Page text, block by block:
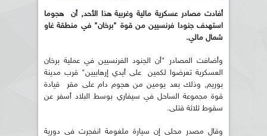
أفادت مصادر عسكرية مالية وغربية هذا الأحد, أن هجوما
استهدف جنودا فرنسيين من قوة "برخان" في منطقة غاو
شمال مالي.
وأضافت المصادر "أن الجنود الفرنسيين في عملية برخان
العسكرية تعرضوا لكمين على أيدي إرهابيين" قرب مدينة
بوريم, وذلك بعد يومين من هجوم دام على مقر قيادة
قوة مجموعة الساحل في سيفاري بوسط البلاد أسفر عن
سقوط ثلاثة قتلى.
وقال مصدر محلي إن سيارة ملغومة انفجرت في دورية